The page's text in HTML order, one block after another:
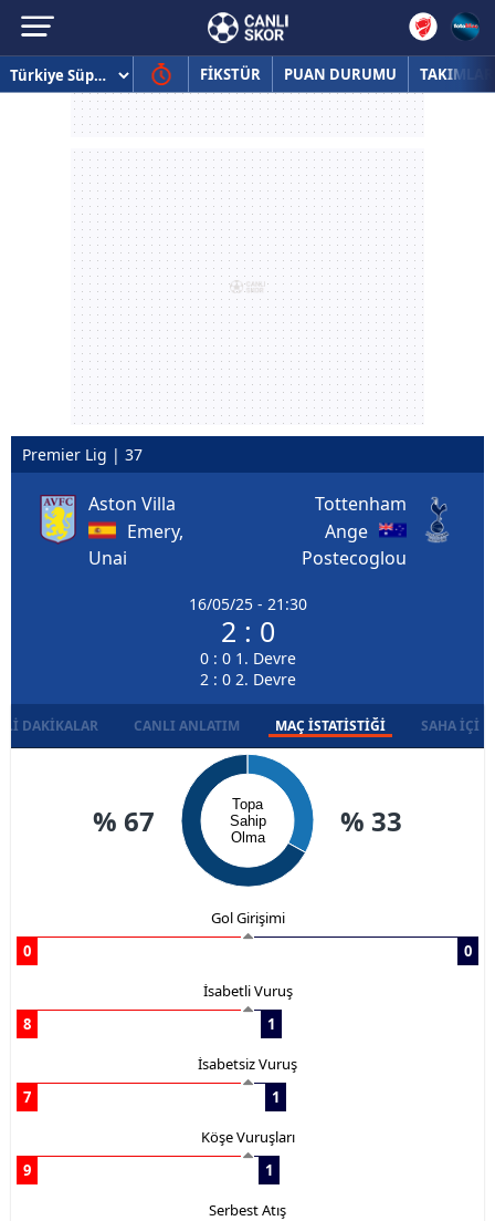
FİKSTÜR PUAN DURUMU TAKIMLAR
Premier Lig | 37
Aston Villa
Emery,
Unai
16/05/25 - 21:30
2 : 0
0 : 0 1. Devre
2 : 0 2. Devre
Tottenham
Ange
Postecoglou
DAKIKALAR CANLI ANLATIM MAÇ İSTATISTIĞI SAHA İÇI
Topa
Sahip
Olma
% 67 % 33
Gol Girişimi
0
0
İsabetli Vuruş
8
1
İsabetsiz Vuruş
7
1
Köşe Vuruşları
9
1
Serbest Atış